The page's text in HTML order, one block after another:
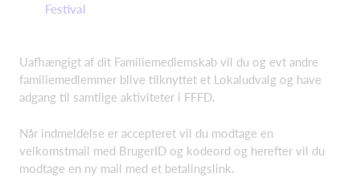
Festival
Uafhængigt af dit Familiemedlemskab vil du og evt andre
familiemedlemmer blive tilknyttet et Lokaludvalg og have
adgang til samtlige aktiviteter i FFFD.
Når indmeldelse er accepteret vil du modtage en
velkomstmail med BrugerID og kodeord og herefter vil du
modtage en ny mail med et betalingslink.